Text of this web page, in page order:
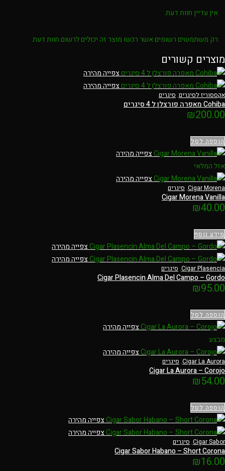
אין עדיין חוות דעת.
רק משתמשים רשומים אשר רכשו מוצר זה יכולים לרשום חוות דעת.
מוצרים קשורים
צפייה מהירה
צפייה מהירה
אקססוריז לסיגרים, סיגרים
Cohiba מאפרה פורצלן ל 4 סיגרים
₪200.00
הוספה לסל
צפייה מהירה
אזל המלאי
צפייה מהירה
Cigar Morena
, סיגרים
Cigar Morena Vanilla
₪40.00
מידע נוסף
צפייה מהירה
צפייה מהירה
Cigar Plasencia
, סיגרים
Cigar Plasencin Alma Del Campo – Gordo
₪95.00
הוספה לסל
צפייה מהירה
מבצע
צפייה מהירה
Cigar La Aurora
, סיגרים
Cigar La Aurora – Corojo
₪54.00
הוספה לסל
צפייה מהירה
צפייה מהירה
Cigar Sabor
, סיגרים
Cigar Sabor Habano – Short Corona
₪16.00